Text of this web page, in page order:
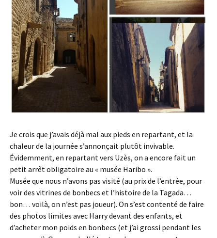
Je crois que j’avais déjà mal aux pieds en repartant, et la
chaleur de la journée s’annonçait plutôt invivable.
Évidemment, en repartant vers Uzès, on a encore fait un
petit arrêt obligatoire au « musée Haribo ».
Musée que nous n’avons pas visité (au prix de l’entrée, pour
voir des vitrines de bonbecs et l’histoire de la Tagada…
bon… voilà, on n’est pas joueur). On s’est contenté de faire
des photos limites avec Harry devant des enfants, et
d’acheter mon poids en bonbecs (et j’ai grossi pendant les